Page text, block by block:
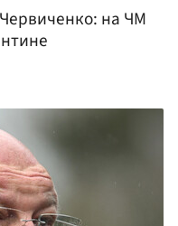
на ЧМ